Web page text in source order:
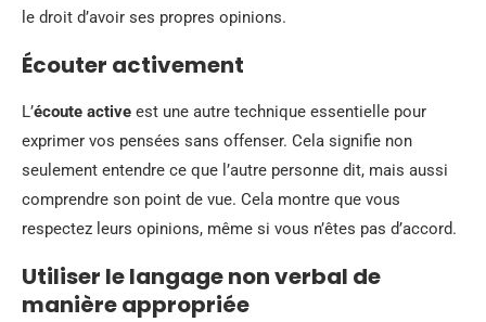
le droit d’avoir ses propres opinions.
Écouter activement
L’écoute active est une autre technique essentielle pour
exprimer vos pensées sans offenser. Cela signifie non
seulement entendre ce que l’autre personne dit, mais aussi
comprendre son point de vue. Cela montre que vous
respectez leurs opinions, même si vous n’êtes pas d’accord.
Utiliser le langage non verbal de
manière appropriée